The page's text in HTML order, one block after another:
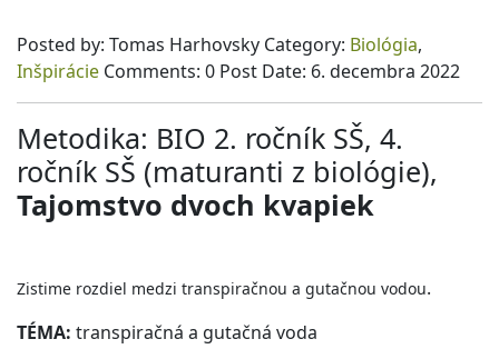
Posted by: Tomas Harhovsky Category: Biológia,
Inšpirácie Comments: 0 Post Date: 6. decembra 2022
Metodika: BIO 2. ročník SŠ, 4.
ročník SŠ (maturanti z biológie),
Tajomstvo dvoch kvapiek
Zistime rozdiel medzi transpiračnou a gutačnou vodou.
TÉMA: transpiračná a gutačná voda